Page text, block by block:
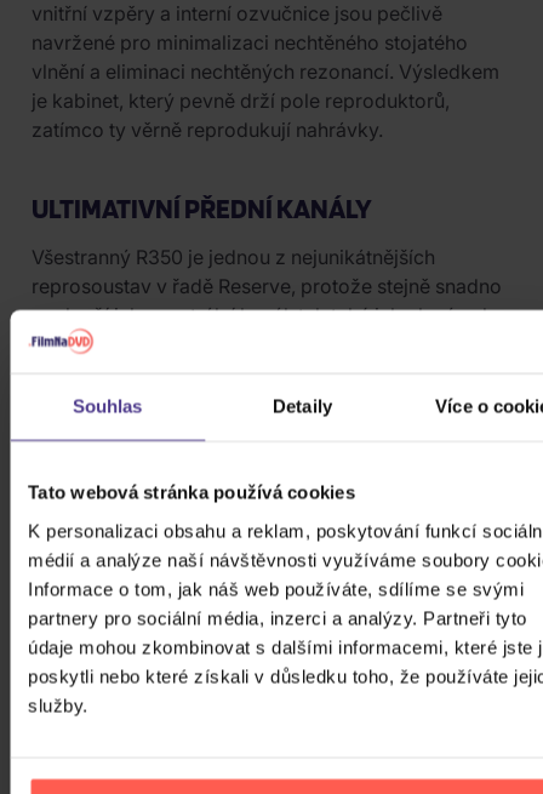
Souhlas Detaily Více o
Tato webová stránka používá cookies
K personalizaci obsahu a reklam, poskytování funkcí
médií a analýze naší návštěvnosti využíváme soubory
Informace o tom, jak náš web používáte, sdílíme se svými
partnery pro sociální média, inzerci a analýzy. Partneři tyto
údaje mohou zkombinovat s dalšími informacemi, které jste
poskytli nebo které získali v důsledku toho, že používáte
služby.
vnitřní vzpěry a interní ozvučnice jsou pečlivě
navržené pro minimalizaci nechtěného stojatého
vlnění a eliminaci nechtěných rezonancí. Výsledkem
je kabinet, který pevně drží pole reproduktorů,
zatímco ty věrně reprodukují nahrávky.
ULTIMATIVNÍ PŘEDNÍ KANÁLY
Všestranný R350 je jednou z nejunikátnějších
reprosoustav v řadě Reserve, protože stejně snadno
poslouží jako centrální kanál, tak také jako levý nebo
pravý kanál, je-li to potřeba. Prostě jen otočte
reproduktor s vícero měniči. Protože lze R350
Technické specifikace:
Vysokotónový reproduktor: 1" Ring Radiator
Středotónový reproduktor: 4x 4” Turbínové
membrány
Basový reproduktor: -
Citlivost (2,83 V / m): 87 dB